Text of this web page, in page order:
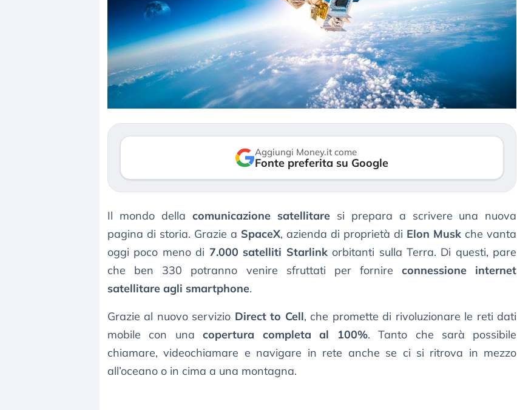
Aggiungi Money.it come
Fonte preferita su Google
Il mondo della comunicazione satellitaresi prepara a scrivere una nuova
pagina di storia. Grazie a SpaceX, azienda di proprietà di Elon Musk che vanta
oggi poco meno di 7.000 satelliti Starlinkorbitanti sulla Terra. Di questi, pare
che ben 330 potranno venire sfruttati per fornireconnessione internet
satellitare agli smartphone.
Grazie al nuovo servizio Direct to Cell, che promette di rivoluzionare le reti dati
mobile con unacopertura completa al 100%. Tanto che sarà possibile
chiamare, videochiamare e navigare in rete anche se ci si ritrova in mezzo
all’oceano o in cima a una montagna.
Dalle valutazioni estreme alla
correzione. Cosa sta guidando il
repricing degli asset?
3 agosto 2026
«La mia vita è rovinata». Investitori
in preda al panico dopo lo scoppio
della bolla AI
Kospi, mentre gli investitori retail (…)
30 luglio 2026